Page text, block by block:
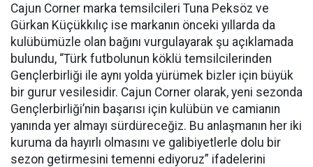
Cajun Corner marka temsilcileri Tuna Peksöz ve
Gürkan Küçükkılıç ise markanın önceki yıllarda da
kulübümüzle olan bağını vurgulayarak şu açıklamada
bulundu, “Türk futbolunun köklü temsilcilerinden
Gençlerbirliği ile aynı yolda yürümek bizler için büyük
bir gurur vesilesidir. Cajun Corner olarak, yeni sezonda
Gençlerbirliği’nin başarısı için kulübün ve camianın
yanında yer almayı sürdüreceğiz. Bu anlaşmanın her iki
kuruma da hayırlı olmasını ve galibiyetlerle dolu bir
sezon getirmesini temenni ediyoruz” ifadelerini